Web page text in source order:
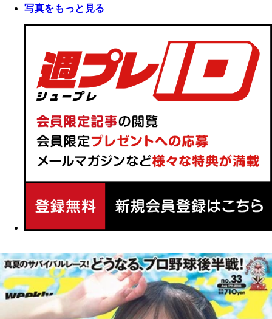
写真をもっと見る